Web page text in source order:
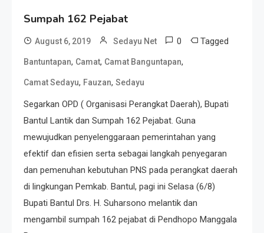
Sumpah 162 Pejabat
August 6, 2019 Sedayu Net 0 Tagged
Bantuntapan, Camat, Camat Banguntapan,
Camat Sedayu, Fauzan, Sedayu
Segarkan OPD ( Organisasi Perangkat Daerah), Bupati
Bantul Lantik dan Sumpah 162 Pejabat. Guna
mewujudkan penyelenggaraan pemerintahan yang
efektif dan efisien serta sebagai langkah penyegaran
dan pemenuhan kebutuhan PNS pada perangkat daerah
di lingkungan Pemkab. Bantul, pagi ini Selasa (6/8)
Bupati Bantul Drs. H. Suharsono melantik dan
mengambil sumpah 162 pejabat di Pendhopo Manggala